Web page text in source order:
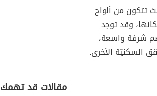
تتكون من ألواح
وقد توجد
شرفة واسعة،
السكنيّة الأخرى.
مقالات قد تهمك